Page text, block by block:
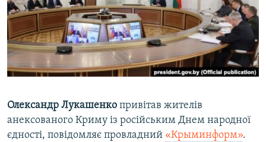
СПЕЦПРОЕКТИ
ДЕПОРТАЦІЯ
ВІДЕОУРОКИ «ELIFBE»
СВІДЧЕННЯ ОКУПАЦІЇ
ІНФОГРАФІКА
ЯК ОБІЙТИ БЛОКУВАННЯ
Русский
Qırımtatar
ДОЛУЧАЙСЯ!
Олександр Лукашенко привітав жителів
анексованого Криму із російським Днем народної
єдності, повідомляє провладний «Крыминформ».